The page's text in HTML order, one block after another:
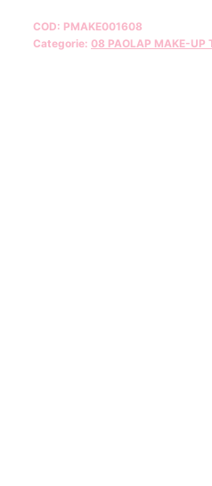
COD: PMAKE001608
Categorie: 08 PAOLAP MAKE-UP